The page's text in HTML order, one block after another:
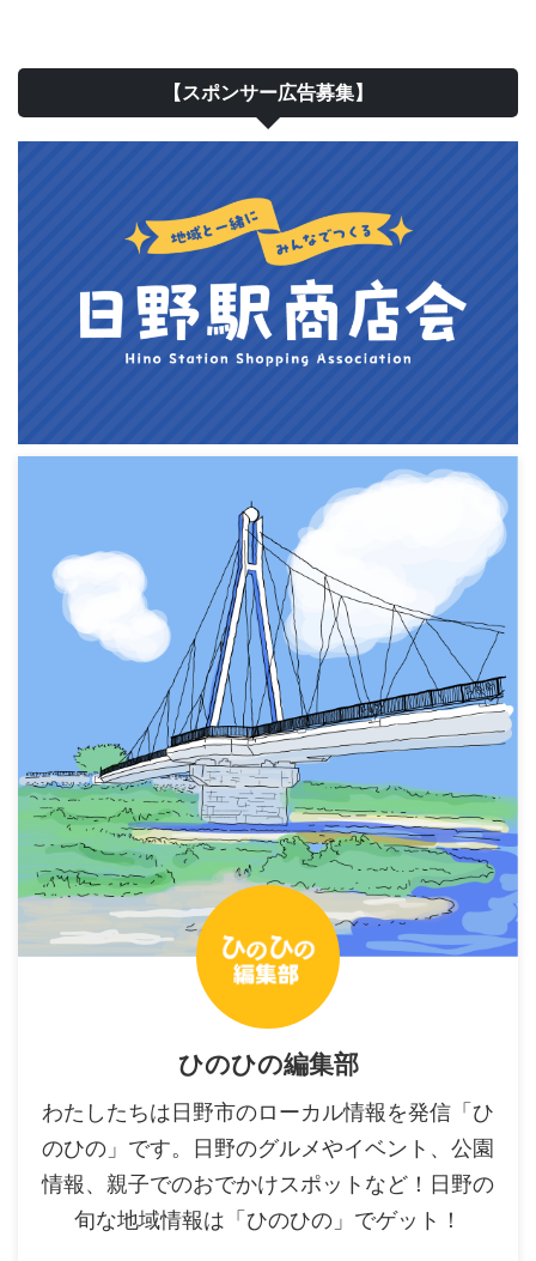
【スポンサー広告募集】
ひのひの編集部
わたしたちは日野市のローカル情報を発信「ひ
のひの」です。日野のグルメやイベント、公園
情報、親子でのおでかけスポットなど！日野の
旬な地域情報は「ひのひの」でゲット！